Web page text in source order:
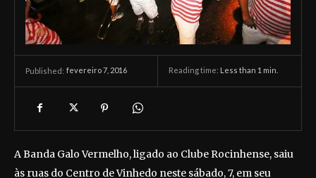
Published: fevereiro 7, 2016 Reading time: Less than 1 min.
A Banda Galo Vermelho, ligado ao Clube Rocinhense, saiu
às ruas do Centro de Vinhedo neste sábado, 7, em seu